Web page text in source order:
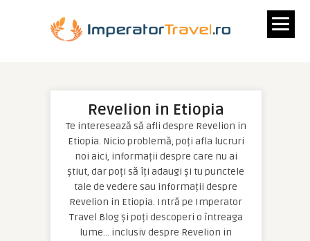
Revelion in Etiopia
Te interesează să afli despre Revelion in
Etiopia. Nicio problemă, poți afla lucruri
noi aici, informații despre care nu ai
știut, dar poți să îți adaugi și tu punctele
tale de vedere sau informații despre
Revelion in Etiopia. Intră pe Imperator
Travel Blog și poți descoperi o întreaga
lume… inclusiv despre Revelion in